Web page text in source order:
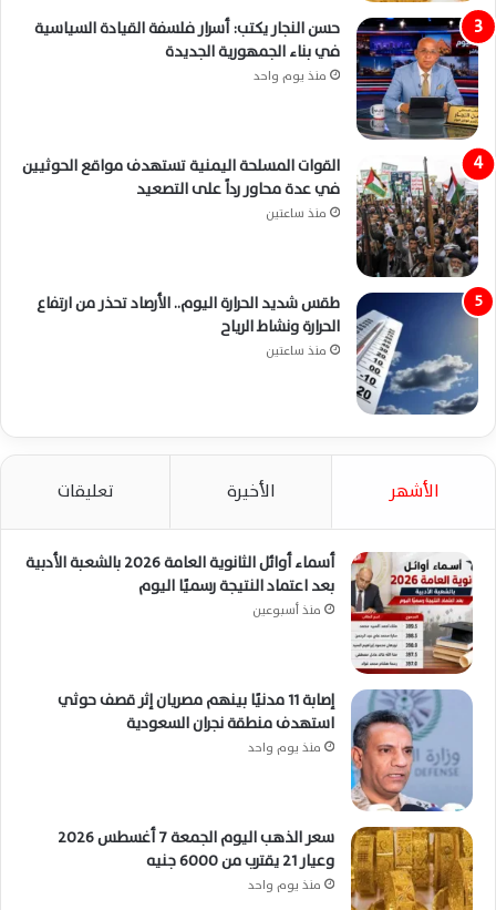
حسن النجار يكتب: أسرار فلسفة القيادة السياسية
في بناء الجمهورية الجديدة
منذ يوم واحد
القوات المسلحة اليمنية تستهدف مواقع الحوثيين
في عدة محاور رداً على التصعيد
منذ ساعتين
طقس شديد الحرارة اليوم.. الأرصاد تحذر من ارتفاع
الحرارة ونشاط الرياح
منذ ساعتين
الأشهر الأخيرة تعليقات
أسماء أوائل الثانوية العامة 2026 بالشعبة الأدبية
بعد اعتماد النتيجة رسميًا اليوم
منذ أسبوعين
إصابة 11 مدنيًا بينهم مصريان إثر قصف حوثي
استهدف منطقة نجران السعودية
منذ يوم واحد
سعر الذهب اليوم الجمعة 7 أغسطس 2026
وعيار 21 يقترب من 6000 جنيه
منذ يوم واحد